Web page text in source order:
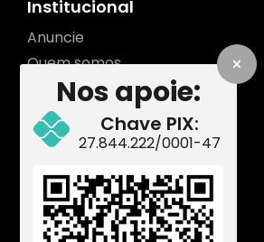
Nos apoie:
Chave PIX:
27.844.222/0001-47
Institucional
Anuncie
Quem somos
Contato
Equipe
Como apoiar
Redes Sociais